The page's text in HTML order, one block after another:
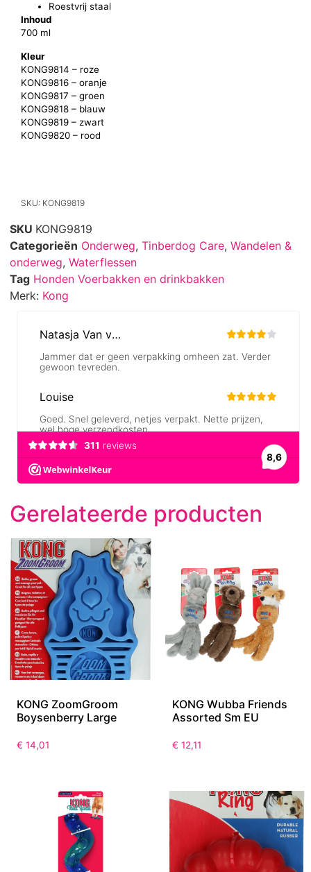
Roestvrij staal
Inhoud
700 ml
Kleur
KONG9814 – roze
KONG9816 – oranje
KONG9817 – groen
KONG9818 – blauw
KONG9819 – zwart
KONG9820 – rood
SKU: KONG9819
SKU KONG9819
Categorieën Onderweg, Tinberdog Care, Wandelen &
onderweg, Waterflessen
Tag Honden Voerbakken en drinkbakken
Merk: Kong
Gerelateerde producten
KONG ZoomGroom
Boysenberry Large
€ 14,01
KONG Wubba Friends
Assorted Sm EU
€ 12,11